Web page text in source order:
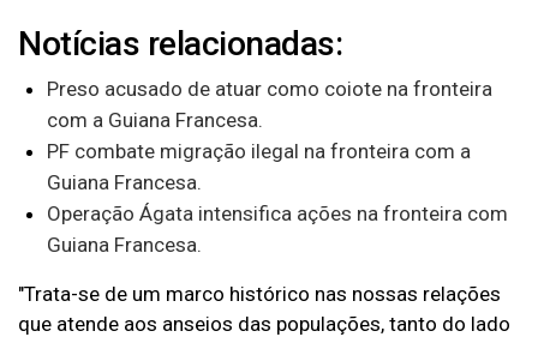
Notícias relacionadas:
Preso acusado de atuar como coiote na fronteira
com a Guiana Francesa.
PF combate migração ilegal na fronteira com a
Guiana Francesa.
Operação Ágata intensifica ações na fronteira com
Guiana Francesa.
"Trata-se de um marco histórico nas nossas relações
que atende aos anseios das populações, tanto do lado